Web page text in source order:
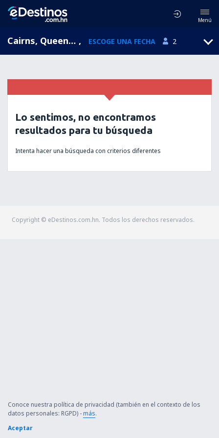
Menú
Cairns, Queensland, Australia , ESCOGE UNA FECHA 2
Lo sentimos, no encontramos
resultados para tu búsqueda
Intenta hacer una búsqueda con criterios diferentes
Copyright © eDestinos.com.hn. Todos los derechos reservados.
Conoce nuestra política de privacidad (también en el contexto de los
datos personales: RGPD) -más.
Aceptar